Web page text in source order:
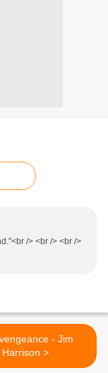
/> <br /> <br />
- Jim
Harrison >